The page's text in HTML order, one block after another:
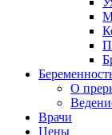
О
Врачи
Цены